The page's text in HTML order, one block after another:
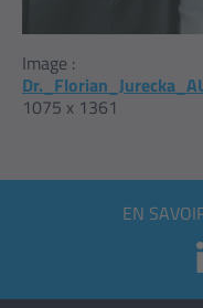
Image :
1075 x 1361
EN